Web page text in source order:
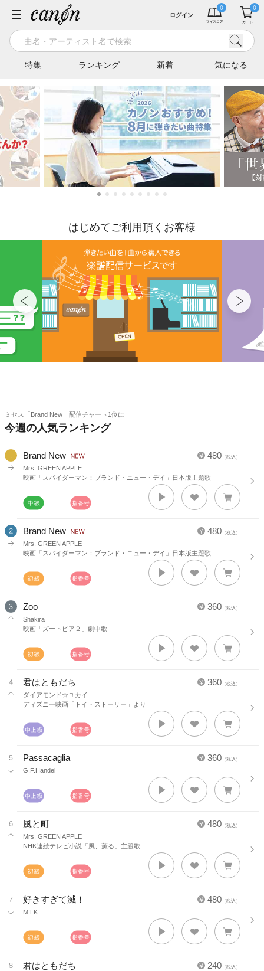
特集 ランキング 新着 気になる
ログイン
はじめてご利用頂くお客様
ミセス「Brand New」配信チャート1位に
今週の人気ランキング
480 （税込）
Brand New
Mrs. GREEN APPLE
映画「スパイダーマン：ブランド・ニュー・デイ」日本版主題歌
480 （税込）
Brand New
Mrs. GREEN APPLE
映画「スパイダーマン：ブランド・ニュー・デイ」日本版主題歌
360 （税込）
Zoo
Shakira
映画「ズートピア２」劇中歌
360 （税込）
君はともだち
ダイアモンド☆ユカイ
ディズニー映画「トイ・ストーリー」より
360 （税込）
Passacaglia
G.F.Handel
480 （税込）
風と町
Mrs. GREEN APPLE
NHK連続テレビ小説「風、薫る」主題歌
480 （税込）
好きすぎて滅！
M!LK
240 （税込）
君はともだち